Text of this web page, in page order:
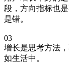
段，方向指标也
是错。
03
增长是思考方法
如生活中。